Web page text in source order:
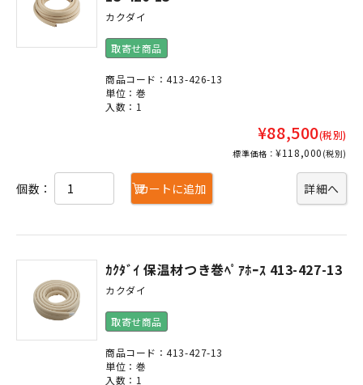
カクダイ
取寄せ商品
商品コード：413-426-13
単位：巻
入数：1
¥88,500(税別)
標準価格：¥118,000 (税別)
詳細へ
個数： カートに追加
ｶｸﾀﾞｲ 保温材つき巻ﾍﾟｱﾎｰｽ 413-427-13
カクダイ
取寄せ商品
商品コード：413-427-13
単位：巻
入数：1